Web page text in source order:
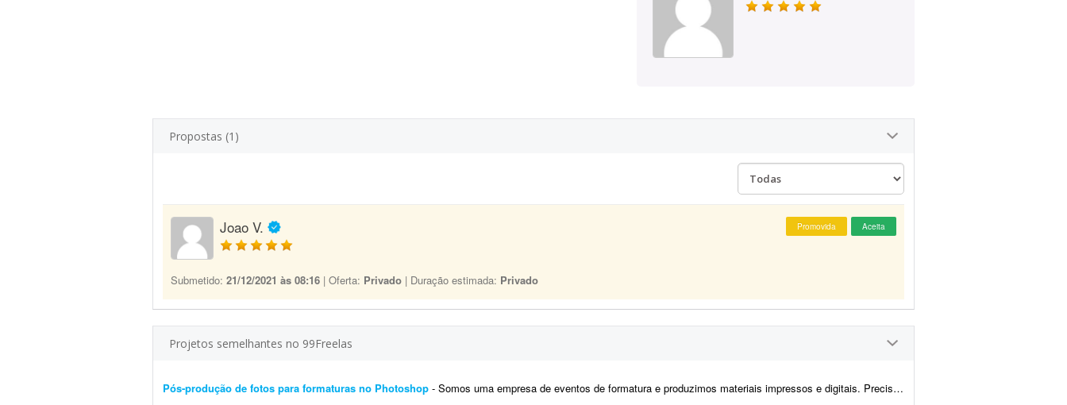
Propostas (1)
Joao V. Promovida Aceita
Submetido: 21/12/2021 às 08:16 | Oferta: Privado | Duração estimada: Privado
Projetos semelhantes no 99Freelas
Pós-produção de fotos para formaturas no Photoshop - Somos uma empresa de eventos de formatura e produzimos materiais impressos e digitais. Preciso de um profissional de edição no Photoshop (Lightroom é opcional, mas ajuda no fl...